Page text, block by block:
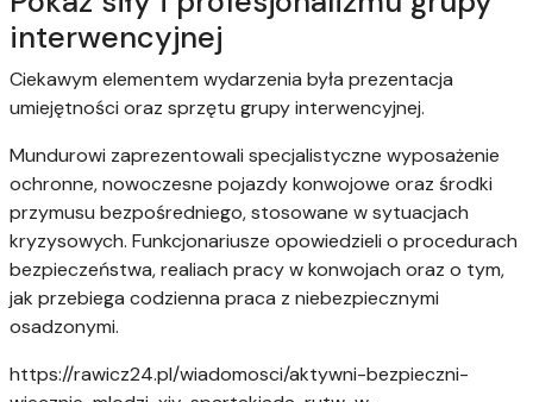
interwencyjnej
Ciekawym elementem wydarzenia była prezentacja
umiejętności oraz sprzętu grupy interwencyjnej.
Mundurowi zaprezentowali specjalistyczne wyposażenie
ochronne, nowoczesne pojazdy konwojowe oraz środki
przymusu bezpośredniego, stosowane w sytuacjach
kryzysowych. Funkcjonariusze opowiedzieli o procedurach
bezpieczeństwa, realiach pracy w konwojach oraz o tym,
jak przebiega codzienna praca z niebezpiecznymi
osadzonymi.
https://rawicz24.pl/wiadomosci/aktywni-bezpieczni-